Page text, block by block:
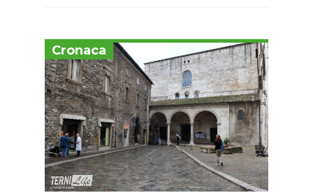
Cronaca